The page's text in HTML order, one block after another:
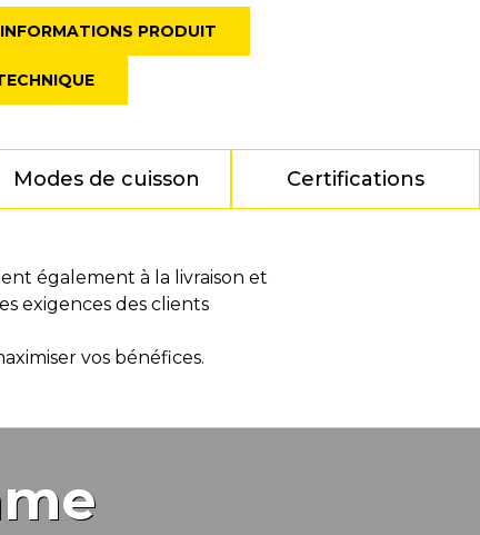
PRODUIT
Modes de cuisson Certifications
également à la livraison et
exigences des clients
vos bénéfices.